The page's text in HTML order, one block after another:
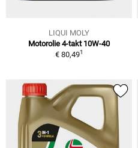
LIQUI MOLY
Motorolie 4-takt 10W-40
€ 80,491